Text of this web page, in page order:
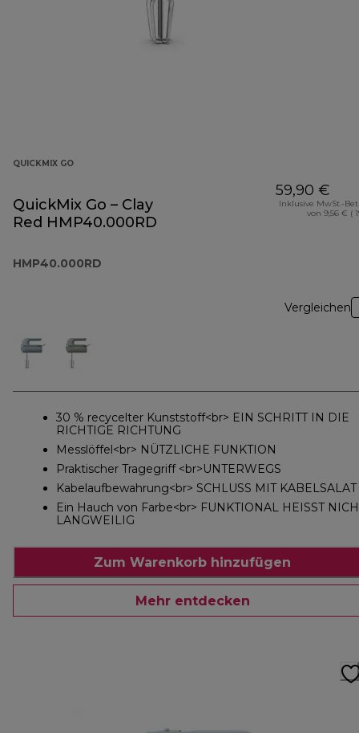
QUICKMIX GO
QuickMix Go – Clay
Red HMP40.000RD
HMP40.000RD
59,90 €
Inklusive MwSt.-
von 9,56 € (
Vergleichen
30 % recycelter Kunststoff<br> EIN SCHRITT IN DIE
RICHTIGE RICHTUNG
Messlöffel<br> NÜTZLICHE FUNKTION
Praktischer Tragegriff <br>UNTERWEGS
Kabelaufbewahrung<br> SCHLUSS MIT KABELSALAT
Ein Hauch von Farbe<br> FUNKTIONAL HEISST
LANGWEILIG
Zum Warenkorb hinzufügen
Mehr entdecken